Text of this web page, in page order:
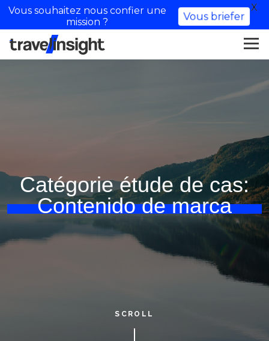
Catégorie étude de cas:
Contenido de marca
SCROLL
Vous souhaitez nous confier une
mission ?
Vous briefer
X